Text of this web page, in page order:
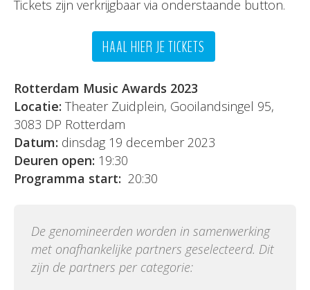
Tickets zijn verkrijgbaar via onderstaande button.
HAAL HIER JE TICKETS
Rotterdam Music Awards 2023
Locatie: Theater Zuidplein, Gooilandsingel 95,
3083 DP Rotterdam
Datum: dinsdag 19 december 2023
Deuren open: 19:30
Programma start: 20:30
De genomineerden worden in samenwerking
met onafhankelijke partners geselecteerd. Dit
zijn de partners per categorie: